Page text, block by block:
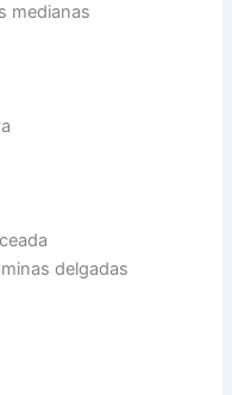
medianas
delgadas